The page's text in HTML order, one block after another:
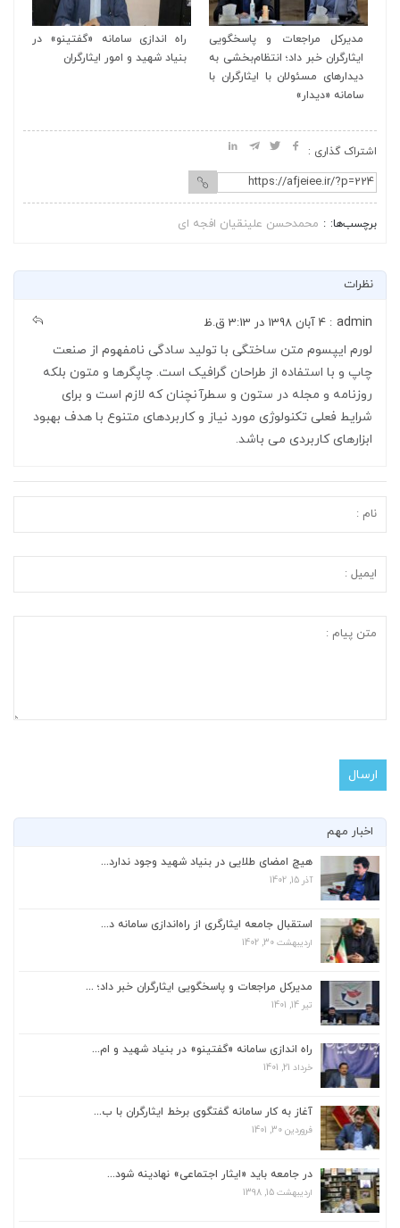
مدیرکل مراجعات و پاسخگویی
ایثارگران خبر داد؛ انتظام‌بخشی به
دیدارهای مسئولان با ایثارگران با
سامانه «دیدار»
راه اندازی سامانه «گفتینو» در
بنیاد شهید و امور ایثارگران
اشتراک گذاری :
برچسب‌ها: محمدحسن علینقیان افجه ای
نظرات
admin : 4 آبان 1398 در 3:13 ق.ظ
لورم ایپسوم متن ساختگی با تولید سادگی نامفهوم از صنعت
چاپ و با استفاده از طراحان گرافیک است. چاپگرها و متون بلکه
روزنامه و مجله در ستون و سطرآنچنان که لازم است و برای
شرایط فعلی تکنولوژی مورد نیاز و کاربردهای متنوع با هدف بهبود
ابزارهای کاربردی می باشد.
اخبار مهم
هیچ امضای طلایی در بنیاد شهید وجود ندارد...
آذر 15, 1402
استقبال جامعه ایثارگری از راه‌اندازی سامانه د...
اردیبهشت 30, 1402
مدیرکل مراجعات و پاسخگویی ایثارگران خبر داد؛ ...
تیر 14, 1401
راه اندازی سامانه «گفتینو» در بنیاد شهید و ام...
خرداد 21, 1401
آغاز به کار سامانه گفتگوی برخط ایثارگران با ب...
فروردین 30, 1401
در جامعه باید «ایثار اجتماعی» نهادینه شود...
اردیبهشت 15, 1398
استقبال جامعه ایثارگری از راه‌اندازی سامانه د...
اردیبهشت 30, 1402
مدیرکل مراجعات و پاسخگویی ایثارگران خبر داد؛ ...
تیر 14, 1401
راه اندازی سامانه «گفتینو» در بنیاد شهید و ام...
آغاز به کار سامانه گفتگوی برخط ایثارگران با ب...
هیچ امضای طلایی در بنیاد شهید وجود ندارد...
آذر 15, 1402
استقبال جامعه ایثارگری از راه‌اندازی سامانه د...